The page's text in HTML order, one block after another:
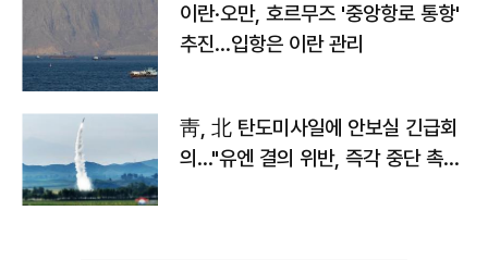
이란·오만, 호르무즈 '중앙항로 통항'
추진…입항은 이란 관리
靑, 北 탄도미사일에 안보실 긴급회
의…"유엔 결의 위반, 즉각 중단 촉